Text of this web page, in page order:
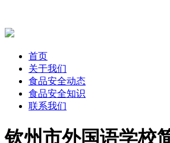
首页
关于我们
食品安全动态
食品安全知识
联系我们
钦州市外国语学校